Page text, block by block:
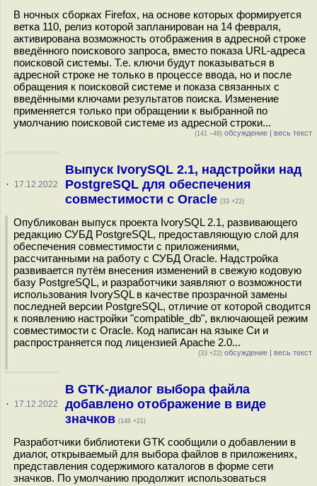
В ночных сборках Firefox, на основе которых формируется
ветка 110, релиз которой запланирован на 14 февраля,
активирована возможность отображения в адресной строке
введённого поискового запроса, вместо показа URL-адреса
поисковой системы. Т.е. ключи будут показываться в
адресной строке не только в процессе ввода, но и после
обращения к поисковой системе и показа связанных с
введёнными ключами результатов поиска. Изменение
применяется только при обращении к выбранной по
умолчанию поисковой системе из адресной строки...
(141 –48) обсуждение | весь текст
· 17.12.2022
Выпуск IvorySQL 2.1, надстройки над
PostgreSQL для обеспечения
совместимости с Oracle (33 +22)
Опубликован выпуск проекта IvorySQL 2.1, развивающего
редакцию СУБД PostgreSQL, предоставляющую слой для
обеспечения совместимости с приложениями,
рассчитанными на работу с СУБД Oracle. Надстройка
развивается путём внесения изменений в свежую кодовую
базу PostgreSQL, и разработчики заявляют о возможности
использования IvorySQL в качестве прозрачной замены
последней версии PostgreSQL, отличие от которой сводится
к появлению настройки "compatible_db", включающей режим
совместимости с Oracle. Код написан на языке Си и
распространяется под лицензией Apache 2.0...
(33 +22) обсуждение | весь текст
· 17.12.2022
В GTK-диалог выбора файла
добавлено отображение в виде
значков (148 +21)
Разработчики библиотеки GTK сообщили о добавлении в
диалог, открываемый для выбора файлов в приложениях,
представления содержимого каталогов в форме сети
значков. По умолчанию продолжит использоваться